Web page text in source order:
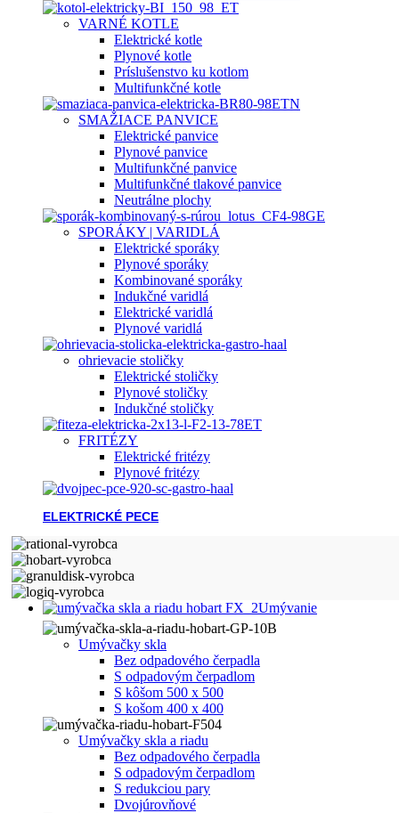
VARNÉ KOTLE
Elektrické kotle
Plynové kotle
Príslušenstvo ku kotlom
Multifunkčné kotle
SMAŽIACE PANVICE
Elektrické panvice
Plynové panvice
Multifunkčné panvice
Multifunkčné tlakové panvice
Neutrálne plochy
SPORÁKY | VARIDLÁ
Elektrické sporáky
Plynové sporáky
Kombinované sporáky
Indukčné varidlá
Elektrické varidlá
Plynové varidlá
ohrievacie stoličky
Elektrické stoličky
Plynové stoličky
Indukčné stoličky
FRITÉZY
Elektrické fritézy
Plynové fritézy
ELEKTRICKÉ PECE
Umývanie
Umývačky skla
Bez odpadového čerpadla
S odpadovým čerpadlom
S kôšom 500 x 500
S košom 400 x 400
Umývačky skla a riadu
Bez odpadového čerpadla
S odpadovým čerpadlom
S redukciou pary
Dvojúrovňové